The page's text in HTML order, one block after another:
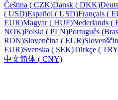
Čeština ( CZK)Dansk ( DKK)
( USD)Español ( USD)Français (
EUR)Magyar( HUF)Nederlands (
NOK)Polski ( PLN)Português
RON)Slovenčina ( EUR)
EUR)Svenska ( SEK)Türkçe (
中文简体 ( CNY)